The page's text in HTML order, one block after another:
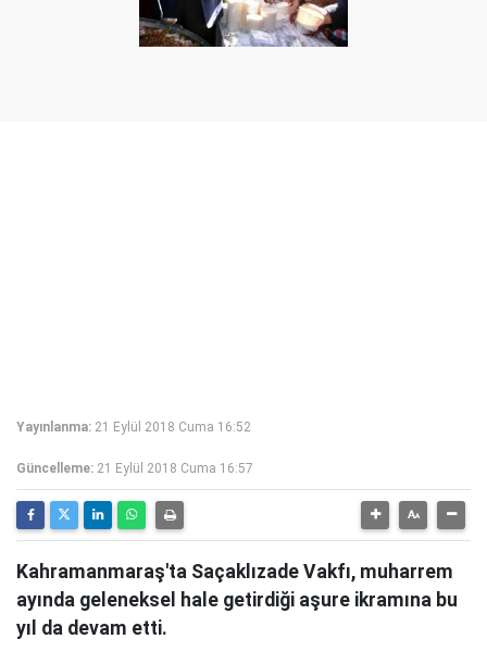
Yayınlanma: 21 Eylül 2018 Cuma 16:52
Güncelleme: 21 Eylül 2018 Cuma 16:57
Kahramanmaraş'ta Saçaklızade Vakfı, muharrem
ayında geleneksel hale getirdiği aşure ikramına bu
yıl da devam etti.